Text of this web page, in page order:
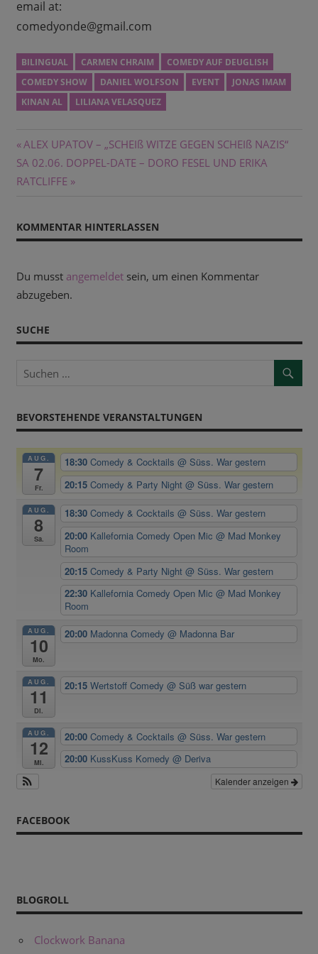
email at:
comedyonde@gmail.com
BILINGUAL CARMEN CHRAIM
COMEDY AUF DEUGLISH
COMEDY SHOW
DANIEL WOLFSON EVENT
JONAS IMAM
KINAN AL
LILIANA VELASQUEZ
Beitragsnavigation
Vorheriger
Beitrag:
ALEX UPATOV – „SCHEIß WITZE GEGEN SCHEIß NAZIS“
Nächster
Beitrag:
SA 02.06. DOPPEL-DATE – DORO FESEL UND ERIKA
RATCLIFFE
KOMMENTAR HINTERLASSEN
Du musst angemeldetsein, um einen Kommentar
abzugeben.
SUCHE
BEVORSTEHENDE VERANSTALTUNGEN
AUG.
7
Fr.
18:30Comedy & Cocktails@ Süss. War gestern
20:15Comedy & Party Night@ Süss. War gestern
AUG.
8
Sa.
18:30Comedy & Cocktails@ Süss. War gestern
20:00 Kallefornia Comedy Open Mic@ Mad Monkey
Room
20:15Comedy & Party Night@ Süss. War gestern
22:30 Kallefornia Comedy Open Mic@ Mad Monkey
Room
AUG.
10
Mo.
20:00 Madonna Comedy@ Madonna Bar
AUG.
11
Di.
20:15Wertstoff Comedy@ Süß war gestern
AUG.
12
Mi.
20:00Comedy & Cocktails@ Süss. War gestern
20:00 KussKuss Komedy@ Deriva
Kalender anzeigen
FACEBOOK
BLOGROLL
Clockwork Banana